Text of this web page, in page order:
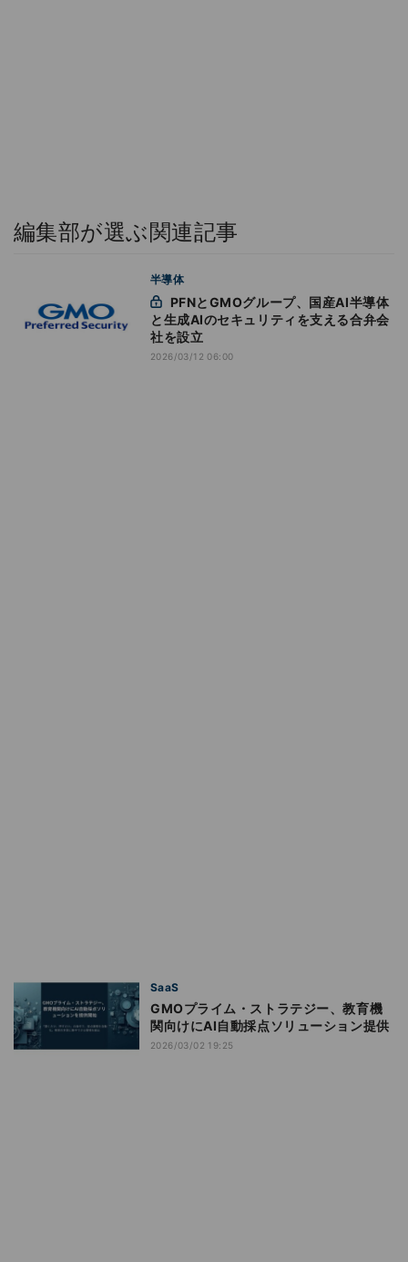
編集部が選ぶ関連記事
半導体
と生成AIのセキュリティを支える合弁会
社を設立
2026/03/12 06:00
SaaS
GMOプライム・ストラテジー、教育機
関向けにAI自動採点ソリューション提供
2026/03/02 19:25